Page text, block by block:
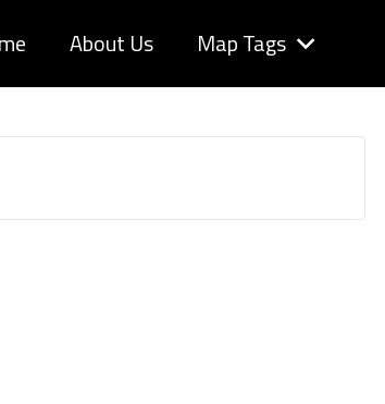
About Us Map Tags